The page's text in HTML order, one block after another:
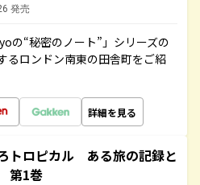
発売
の“秘密のノート”」シリーズの
るロンドン南東の田舎町をご紹
詳細を見る
トロピカル ある旅の記録と
第1巻